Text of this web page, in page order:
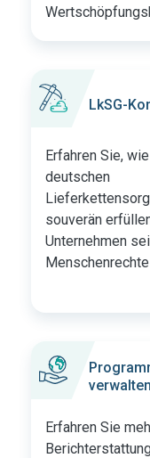
LkSG-
Erfahren Sie,
deutschen
souverän
Unternehmen
verwalten
Erfahren Sie